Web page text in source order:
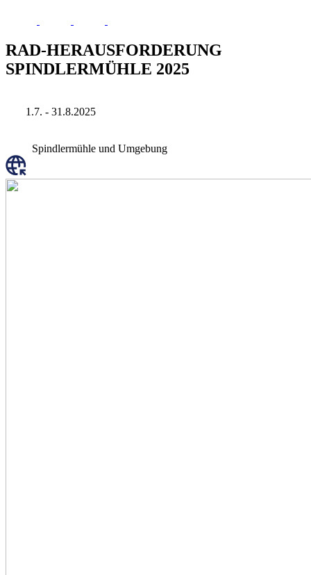
RAD-HERAUSFORDERUNG
SPINDLERMÜHLE 2025
1.7. - 31.8.2025
Spindlermühle und Umgebung